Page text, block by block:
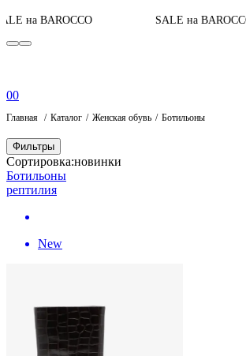
SALE на BAROCCOSALE
00
Главная Каталог Женская обувь Ботильоны
Фильтры
Сортировка:новинки
Ботильоны
рептилия
New